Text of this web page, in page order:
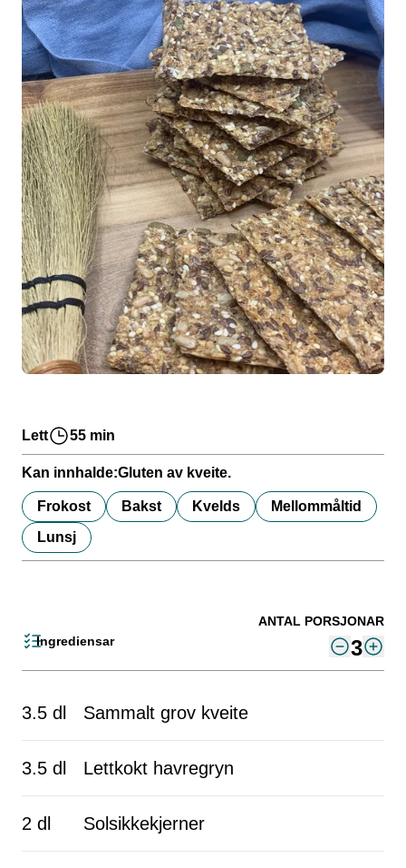
Lett 55 min
Kan innhalde:Gluten av kveite.
Frokost Bakst Kvelds
Mellommåltid
Lunsj
Ingrediensar
ANTAL PORSJONAR
3
3.5 dl Sammalt grov kveite
3.5 dl Lettkokt havregryn
2 dl Solsikkekjerner